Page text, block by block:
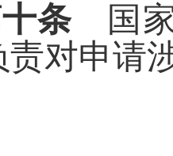
十条
国
责对申请